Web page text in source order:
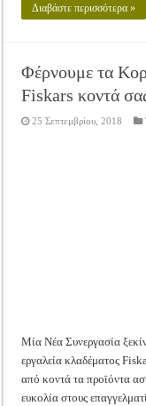
Διαβάστε περισσότερα »
Φέρνουμε τα
Fiskars κοντά
25 Σεπτεμβρίου, 2018
Μία Νέα Συνεργασία
εργαλεία κλαδέματος
από κοντά τα προϊόντα
ευκολία στους